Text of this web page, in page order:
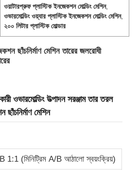
ওয়াটারপ্রুফ প্লাস্টিক ইনজেকশন মোল্ডিং মেশিন,
ওভারমোল্ডিং ওয়্যার প্লাস্টিক ইনজেকশন মোল্ডিং মেশিন,
২০০ লিটার প্লাস্টিক মোল্ডার
ছাঁচনির্মাণ মেশিন তারের জলরোধী
ওভারমোল্ডিং উত্পাদন সরঞ্জাম তার তরল
মেশিন
1:1 (মিনিট্রিম A/B আঠালো স্বয়ংক্রিয়)